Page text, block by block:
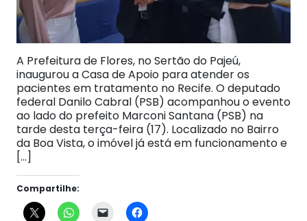
A Prefeitura de Flores, no Sertão do Pajeú,
inaugurou a Casa de Apoio para atender os
pacientes em tratamento no Recife. O deputado
federal Danilo Cabral (PSB) acompanhou o evento
ao lado do prefeito Marconi Santana (PSB) na
tarde desta terça-feira (17). Localizado no Bairro
da Boa Vista, o imóvel já está em funcionamento e
[…]
Compartilhe: